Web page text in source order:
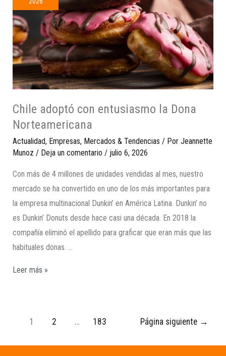
Chile adoptó con entusiasmo la Dona
Norteamericana
Actualidad, Empresas, Mercados & Tendencias / Por Jeannette
Munoz / Deja un comentario / julio 6, 2026
Con más de 4 millones de unidades vendidas al mes, nuestro
mercado se ha convertido en uno de los más importantes para
la empresa multinacional Dunkin’ en América Latina. Dunkin’ no
es Dunkin’ Donuts desde hace casi una década. En 2018 la
compañía eliminó el apellido para graficar que eran más que las
habituales donas. …
Leer más »
1 2 … 183 Página siguiente →